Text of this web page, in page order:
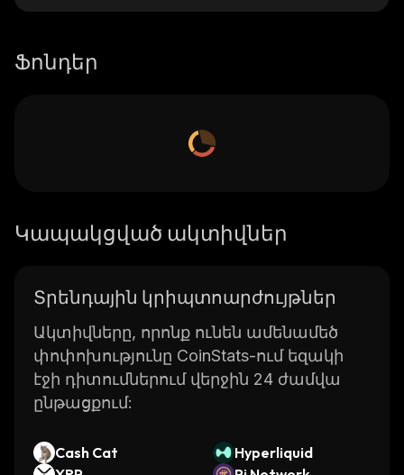
Ֆոնդեր
Կապակցված ակտիվներ
Տրենդային կրիպտոարժույթներ
Ակտիվները, որոնք ունեն ամենամեծ
փոփոխությունը CoinStats-ում եզակի
էջի դիտումներում վերջին 24 ժամվա
ընթացքում:
Cash Cat
Hyperliquid